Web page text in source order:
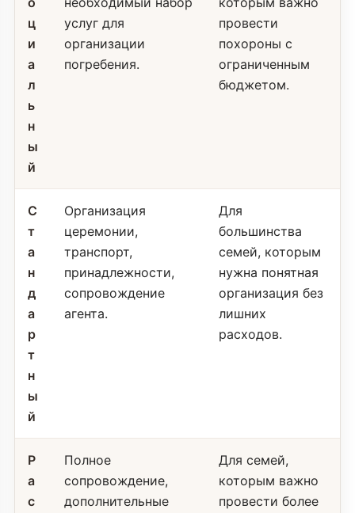
ц
и
а
л
ь
н
ы
й
услуг для
организации
погребения.
провести
похороны с
ограниченным
бюджетом.
С
т
а
н
д
а
р
т
н
ы
й
Организация
церемонии,
транспорт,
принадлежности,
сопровождение
агента.
Для
большинства
семей, которым
нужна понятная
организация без
лишних
расходов.
Р
а
с
Полное
сопровождение,
дополнительные
Для семей,
которым важно
провести более